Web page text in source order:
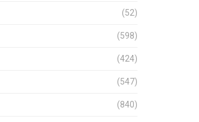
(52)
(598)
(424)
(547)
(840)